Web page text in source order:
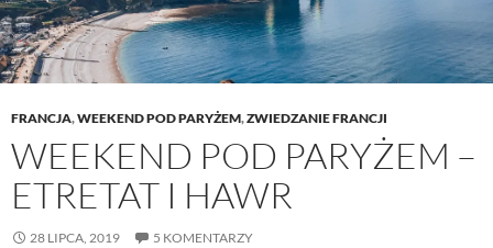
FRANCJA,WEEKEND POD PARYŻEM,ZWIEDZANIE FRANCJI
WEEKEND POD PARYŻEM –
ETRETAT I HAWR
28 LIPCA, 2019 5 KOMENTARZY